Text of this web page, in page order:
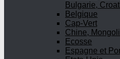
Bulgarie,
Belgique
Cap-Vert
Chine,
Ecosse
Espagne et